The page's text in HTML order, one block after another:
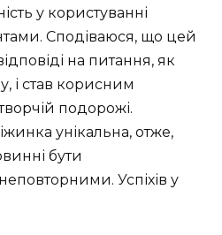
у користуванні
Сподіваюся, що цей
на питання, як
і став корисним
подорожі.
унікальна, отже,
бути
Успіхів у